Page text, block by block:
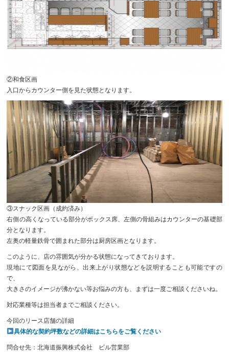
②和食区画
入口からカウンター側を見た状態となります。
③スナック区画（成約済み）
右側の高くなっている部分がボックス席、左側の骨組みはカウンターの基礎部
分となります。
左奥の軽量鉄骨で囲まれた部分は厨房区画となります。
このように、店の雰囲気が分かる状態になってきております。
現地にて図面を見ながら、出来上がり状態などを説明することも可能ですの
で、
大きさのイメージが沸かない等お悩みの方も、まずは一度ご相談くださいね。
対応業種等は担当者までご相談ください。
今回のリース店舗の詳細
具体的な契約坪数などの詳細はこちらをご覧ください
問合せ先：北海道振興株式会社 ビル営業部